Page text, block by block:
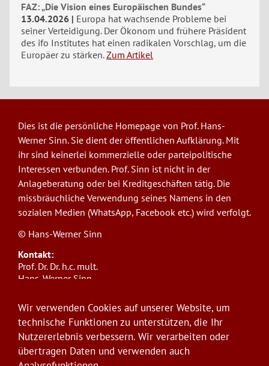
FAZ: „Die Vision eines Europäischen Bundes“
13.04.2026
Europa hat wachsende Probleme bei
seiner Verteidigung. Der Ökonom und frühere Präsident
des ifo Institutes hat einen radikalen Vorschlag, um die
Europäer zu stärken. Zum Artikel
Dies ist die persönliche Homepage von Prof. Hans-
Werner Sinn. Sie dient der öffentlichen Aufklärung. Mit
ihr sind keinerlei kommerzielle oder parteipolitische
Interessen verbunden. Prof. Sinn ist nicht in der
Anlageberatung oder bei Kreditgeschäften tätig. Die
missbräuchliche Verwendung seines Namens in den
sozialen Medien (WhatsApp, Facebook etc.) wird verfolgt.
© Hans-Werner Sinn
Kontakt:
Prof. Dr. Dr. h.c. mult.
Hans-Werner Sinn,
ifo Institut
Poschingerstr. 5, 81679 München
Telefon: +49(0)89/9224-1276
E-Mail:sinn@ifo.de
Wir verwenden Cookies auf unserer Website, um
technische Funktionen zu unterstützen, die Ihr
Nutzererlebnis verbessern. Wir verarbeiten oder
übertragen Daten und verwenden auch